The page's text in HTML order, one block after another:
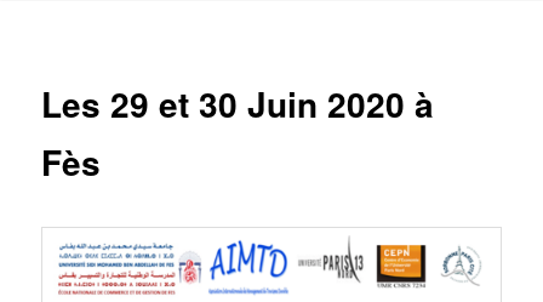
Les 29 et 30 Juin 2020 à
Fès